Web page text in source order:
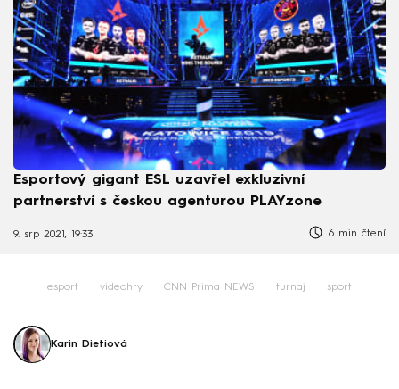
Esportový gigant ESL uzavřel exkluzivní
partnerství s českou agenturou PLAYzone
9. srp 2021, 19:33 6 min čtení
esport videohry CNN Prima NEWS turnaj sport
Karin Dietiová